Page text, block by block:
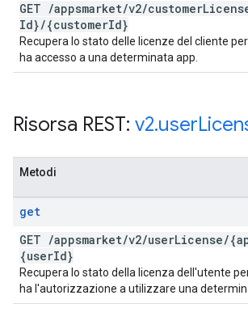
GET /appsmarket/v2/customer
Id}/{customerId}
Recupera lo stato delle licenze del cliente
ha accesso a una determinata app.
Risorsa REST: v2.user
Metodi
get
GET /appsmarket/v2/userLicense/
{userId}
Recupera lo stato della licenza dell'utente
ha l'autorizzazione a utilizzare una